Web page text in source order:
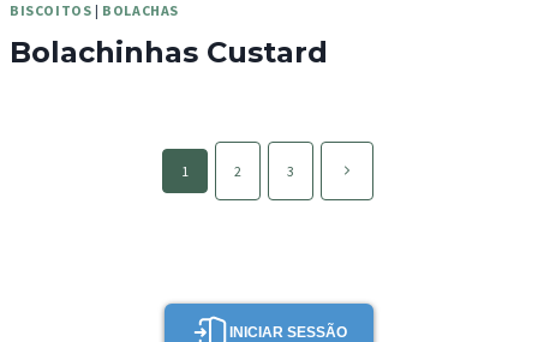
BISCOITOS | BOLACHAS
Bolachinhas Custard
navigation
1 2 3
Página
seguinte
INICIAR SESSÃO